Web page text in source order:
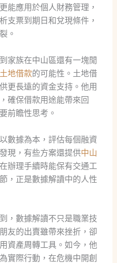
能應用於個人財務管理，
支票到期日和兌現條件，
。
家族在中山區還有一塊閒
地借款的可能性。土地借
更長遠的資金支持。他用
確保借款用途能帶來回
前瞻性思考。
數據為本，評估每個融資
現，有些方案還提供中山
辦理手續時能保有交通工
，正是數據解讀中的人性
，數據解讀不只是職業技
友的出賣雖帶來挫折，卻
資產周轉工具。如今，他
實際行動，在危機中開創